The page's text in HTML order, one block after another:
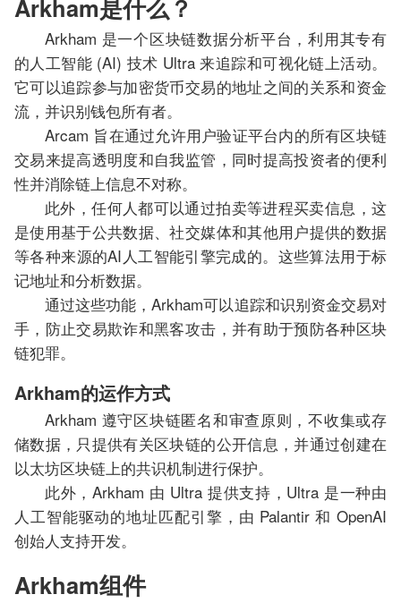
Arkham是什么？
Arkham 是一个区块链数据分析平台，利用其专有
的人工智能 (AI) 技术 Ultra 来追踪和可视化链上活动。
它可以追踪参与加密货币交易的地址之间的关系和资金
流，并识别钱包所有者。
Arcam 旨在通过允许用户验证平台内的所有区块链
交易来提高透明度和自我监管，同时提高投资者的便利
性并消除链上信息不对称。
此外，任何人都可以通过拍卖等进程买卖信息，这
是使用基于公共数据、社交媒体和其他用户提供的数据
等各种来源的AI人工智能引擎完成的。这些算法用于标
记地址和分析数据。
通过这些功能，Arkham可以追踪和识别资金交易对
手，防止交易欺诈和黑客攻击，并有助于预防各种区块
链犯罪。
Arkham的运作方式
Arkham 遵守区块链匿名和审查原则，不收集或存
储数据，只提供有关区块链的公开信息，并通过创建在
以太坊区块链上的共识机制进行保护。
此外，Arkham 由 Ultra 提供支持，Ultra 是一种由
人工智能驱动的地址匹配引擎，由 Palantir 和 OpenAI
创始人支持开发。
Arkham组件